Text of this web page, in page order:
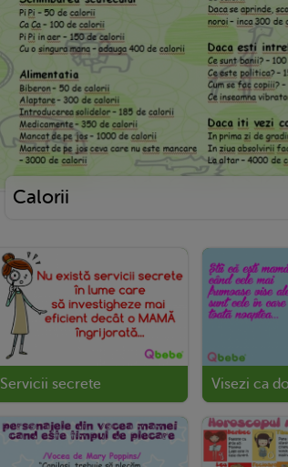
Calorii
Servicii secrete Visezi ca